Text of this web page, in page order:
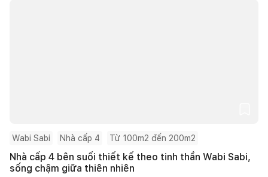
Wabi Sabi Nhà cấp 4 Từ 100m2 đến 200m2
Nhà cấp 4 bên suối thiết kế theo tinh thần Wabi Sabi,
sống chậm giữa thiên nhiên